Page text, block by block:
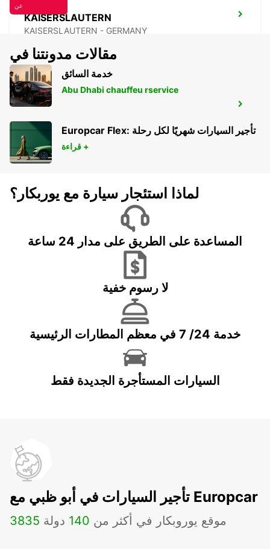
KAISERSLAUTERN
KAISERSLAUTERN - GERMANY
RUESSELSHEIM
RUESSELSHEIM - GERMANY
عن
مقالات مدونتنا في
خدمة السائق
Abu Dhabi chauffeu rservice
Europcar Flex: تأجير السيارات شهريًا لكل رحلة
قراءة +
لماذا استئجار سيارة مع يوربكار؟
المساعدة على الطريق على مدار 24 ساعة
لا رسوم خفية
خدمة 24/ 7 في معظم المطارات الرئيسية
السيارات المستأجرة الجديدة فقط
تأجير السيارات في أبو ظبي مع Europcar
3835 موقع يوروبكار في أكثر من 140 دولة